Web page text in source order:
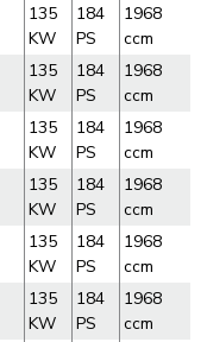
135
KW
184
PS
1968
ccm
135
KW
184
PS
1968
ccm
135
KW
184
PS
1968
ccm
135
KW
184
PS
1968
ccm
135
KW
184
PS
1968
ccm
135
KW
184
PS
1968
ccm